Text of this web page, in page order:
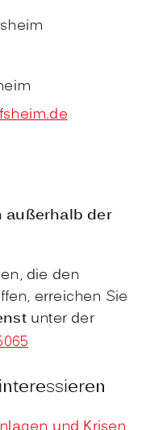
außerhalb der
die den
erreichen Sie
unter der